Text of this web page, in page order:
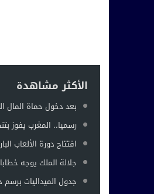
الأكثر مشاهدة
بعد دخول حماة المال
رسميا.. المغرب يفوز
افتتاح دورة الألعاب
جلالة الملك يوجه
جدول الميداليات برسم